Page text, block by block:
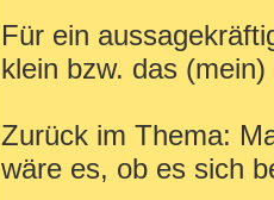
Für ein
klein bzw. das
Zurück im Thema:
wäre es, ob es sich